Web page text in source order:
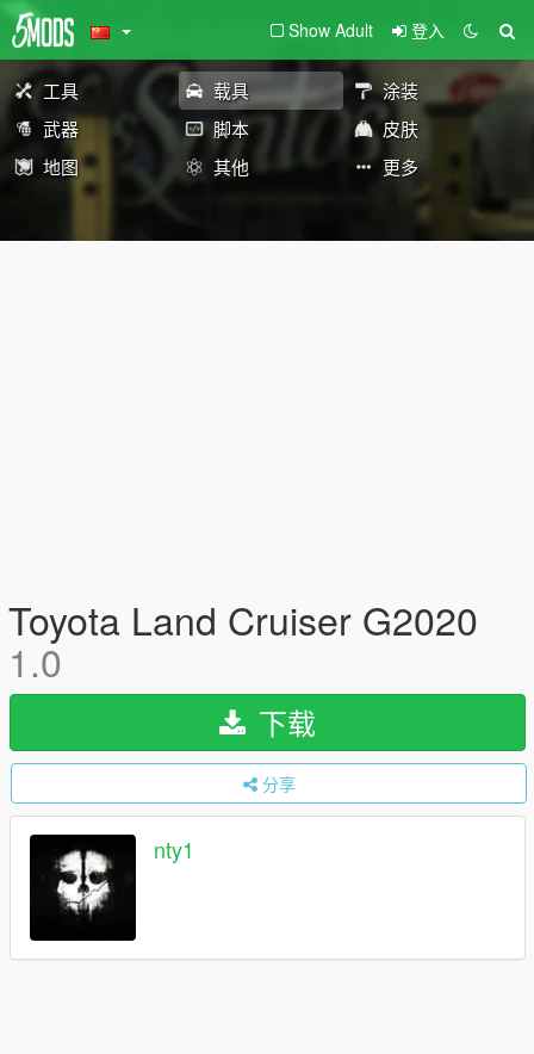
Show Adult 登入
工具 载具
涂装
武器
脚本
皮肤
地图
其他 更多
Toyota Land Cruiser G2020
1.0
下载
分享
nty1